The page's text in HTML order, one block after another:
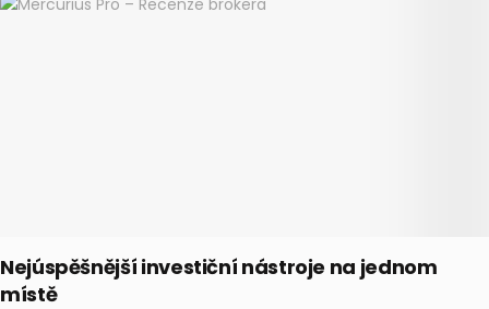
Nejúspěšnější investiční nástroje na jednom
místě